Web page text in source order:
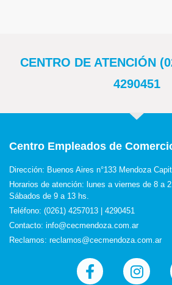
CENTRO DE ATENCIÓN
4290451
Centro Empleados de
Dirección: Buenos Aires n°133 Mendoza
Horarios de atención: lunes a viernes de 8 a
Sábados de 9 a 13 hs.
Teléfono: (0261) 4257013 | 4290451
Contacto: info@cecmendoza.com.ar
Reclamos: reclamos@cecmendoza.com.ar